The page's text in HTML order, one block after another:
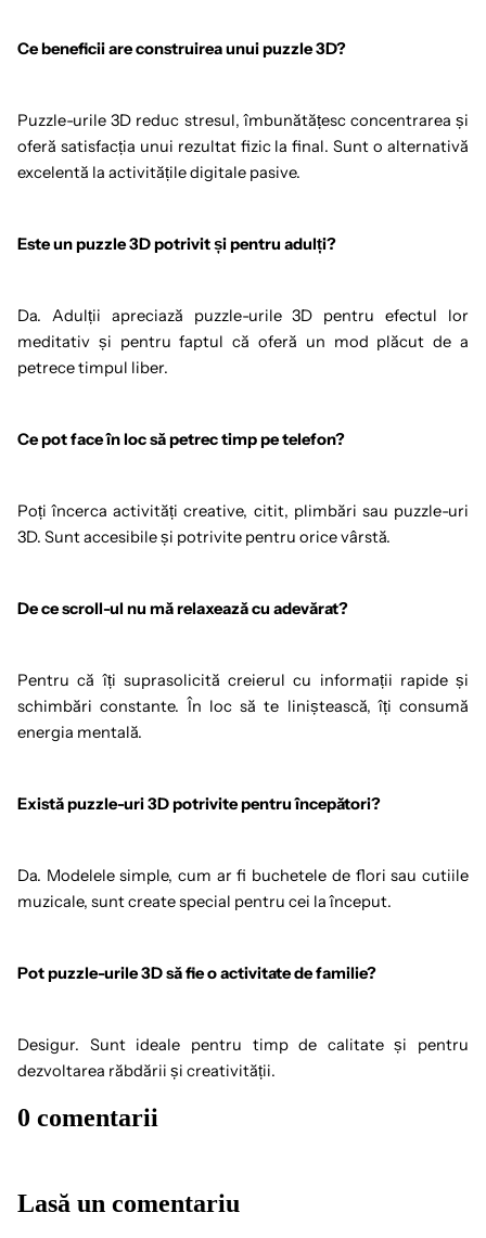
Ce beneficii are construirea unui puzzle 3D?
Puzzle-urile 3D reduc stresul, îmbunătățesc concentrarea și
oferă satisfacția unui rezultat fizic la final. Sunt o alternativă
excelentă la activitățile digitale pasive.
Este un puzzle 3D potrivit și pentru adulți?
Da. Adulții apreciază puzzle-urile 3D pentru efectul lor
meditativ și pentru faptul că oferă un mod plăcut de a
petrece timpul liber.
Ce pot face în loc să petrec timp pe telefon?
Poți încerca activități creative, citit, plimbări sau puzzle-uri
3D. Sunt accesibile și potrivite pentru orice vârstă.
De ce scroll-ul nu mă relaxează cu adevărat?
Pentru că îți suprasolicită creierul cu informații rapide și
schimbări constante. În loc să te liniștească, îți consumă
energia mentală.
Există puzzle-uri 3D potrivite pentru începători?
Da. Modelele simple, cum ar fi buchetele de flori sau cutiile
muzicale, sunt create special pentru cei la început.
Pot puzzle-urile 3D să fie o activitate de familie?
Desigur. Sunt ideale pentru timp de calitate și pentru
dezvoltarea răbdării și creativității.
0 comentarii
Lasă un comentariu